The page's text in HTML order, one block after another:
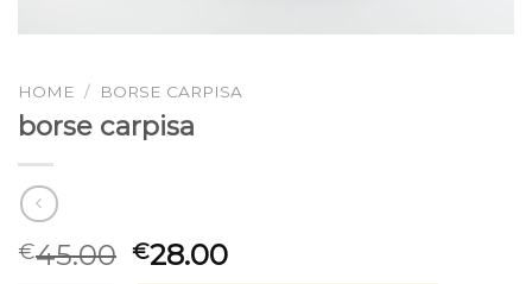
HOME / BORSE CARPISA
borse carpisa
€45.00 €28.00